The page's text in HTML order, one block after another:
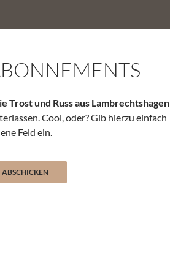
Trost und Russ aus Lambrechtshagen
Cool, oder? Gib hierzu einfach
Feld ein.